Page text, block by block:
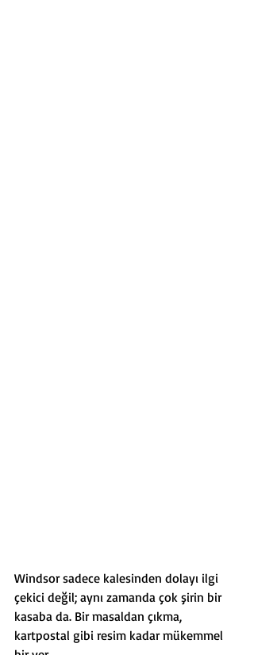
Windsor sadece kalesinden dolayı ilgi
çekici değil; aynı zamanda çok şirin bir
kasaba da. Bir masaldan çıkma,
kartpostal gibi resim kadar mükemmel